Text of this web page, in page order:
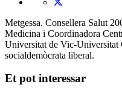
Metgessa. Consellera Salut
Medicina i Coordinadora
Universitat de Vic-Universitat
socialdemòcrata liberal.
Et pot interessar